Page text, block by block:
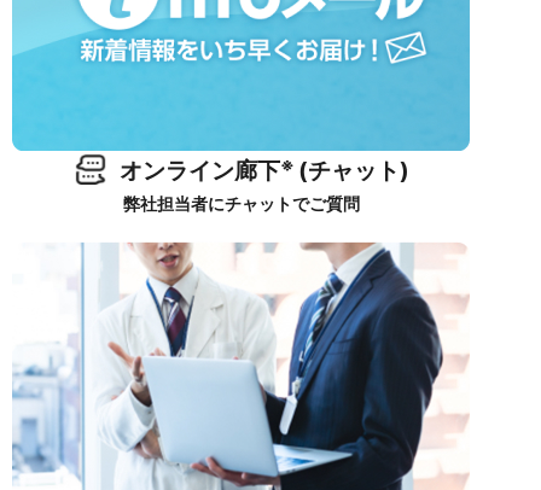
オンライン廊下※ (チャット)
弊社担当者にチャットでご質問